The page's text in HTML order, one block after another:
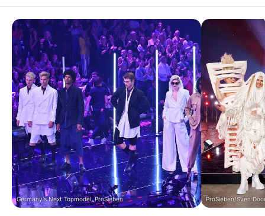
Germany's Next Topmodel, ProSieben ProSieben/Sven